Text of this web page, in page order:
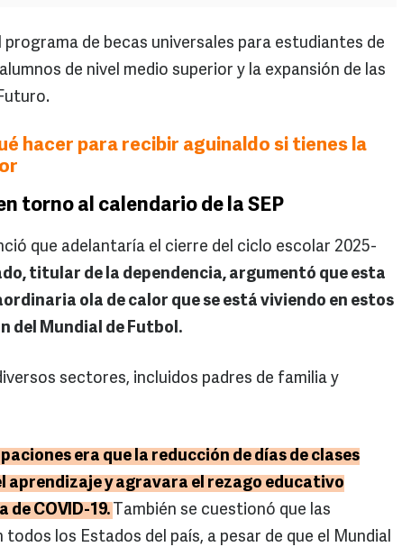
de becas universales para estudiantes de
de nivel medio superior y la expansión de las
hacer para recibir aguinaldo si tienes la
torno al calendario de la SEP
que adelantaría el cierre del ciclo escolar 2025-
titular de la dependencia, argumentó que esta
ola de calor que se está viviendo en estos
del Mundial de Futbol.
sectores, incluidos padres de familia y
era que la reducción de días de clases
y agravara el rezago educativo
COVID-19. También se cuestionó que las
los Estados del país, a pesar de que el Mundial